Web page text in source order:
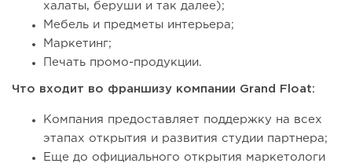
халаты, беруши и так далее);
Мебель и предметы интерьера;
Маркетинг;
Печать промо-продукции.
Что входит во франшизу компании Grand Float:
Компания предоставляет поддержку на всех
этапах открытия и развития студии партнера;
Еще до официального открытия маркетологи